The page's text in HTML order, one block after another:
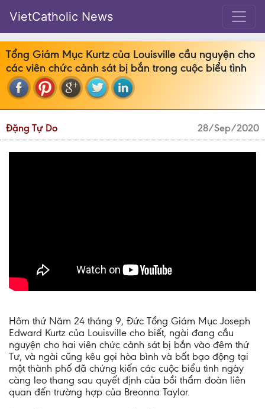
VietCatholic News
Tổng Giám Mục Kurtz của Louisville cầu nguyện cho
các viên chức cảnh sát bị bắn trong cuộc biểu tình
Đặng Tự Do 28/Sep/2020
Hôm thứ Năm 24 tháng 9, Đức Tổng Giám Mục Joseph
Edward Kurtz của Louisville cho biết, ngài đang cầu
nguyện cho hai viên chức cảnh sát bị bắn vào đêm thứ
Tư, và ngài cũng kêu gọi hòa bình và bất bạo động tại
một thành phố đã chứng kiến các cuộc biểu tình ngày
càng leo thang sau quyết định của bồi thẩm đoàn liên
quan đến trường hợp của Breonna Taylor.